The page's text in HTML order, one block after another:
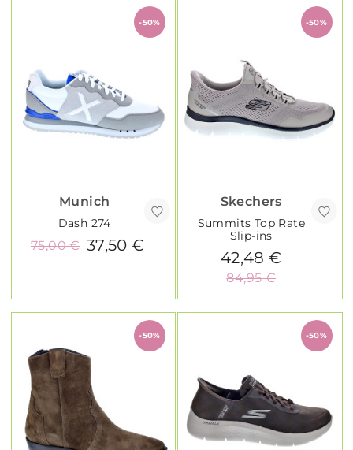
-50%
Munich
Dash 274
37,50 €
75,00 €
-50%
Skechers
Summits Top Rate
Slip-ins
42,48 €
84,95 €
-50% -50%